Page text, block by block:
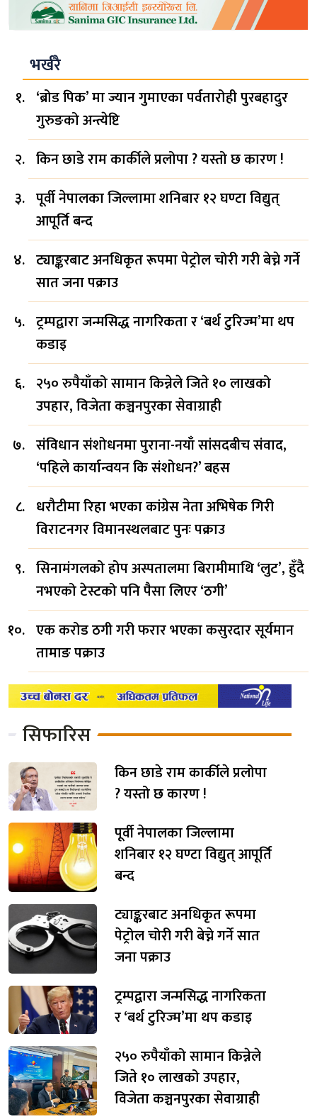
भर्खरै
‘ब्रोड पिक’ मा ज्यान गुमाएका पर्वतारोही पुरबहादुर
गुरुङको अन्त्येष्टि
किन छाडे राम कार्कीले प्रलोपा ? यस्तो छ कारण !
पूर्वी नेपालका जिल्लामा शनिबार १२ घण्टा विद्युत्
आपूर्ति बन्द
ट्याङ्करबाट अनधिकृत रूपमा पेट्रोल चोरी गरी बेच्ने गर्ने
सात जना पक्राउ
ट्रम्पद्वारा जन्मसिद्ध नागरिकता र ‘बर्थ टुरिज्म’मा थप
कडाइ
२५० रुपैयाँको सामान किन्नेले जिते १० लाखको
उपहार, विजेता कञ्चनपुरका सेवाग्राही
संविधान संशोधनमा पुराना-नयाँ सांसदबीच संवाद,
‘पहिले कार्यान्वयन कि संशोधन?’ बहस
धरौटीमा रिहा भएका कांग्रेस नेता अभिषेक गिरी
विराटनगर विमानस्थलबाट पुनः पक्राउ
सिनामंगलको होप अस्पतालमा बिरामीमाथि ‘लुट’, हुँदै
नभएको टेस्टको पनि पैसा लिएर ‘ठगी’
एक करोड ठगी गरी फरार भएका कसुरदार सूर्यमान
तामाङ पक्राउ
सिफारिस
किन छाडे राम कार्कीले प्रलोपा
? यस्तो छ कारण !
पूर्वी नेपालका जिल्लामा
शनिबार १२ घण्टा विद्युत् आपूर्ति
बन्द
ट्याङ्करबाट अनधिकृत रूपमा
पेट्रोल चोरी गरी बेच्ने गर्ने सात
जना पक्राउ
ट्रम्पद्वारा जन्मसिद्ध नागरिकता
र ‘बर्थ टुरिज्म’मा थप कडाइ
२५० रुपैयाँको सामान किन्नेले
जिते १० लाखको उपहार,
विजेता कञ्चनपुरका सेवाग्राही